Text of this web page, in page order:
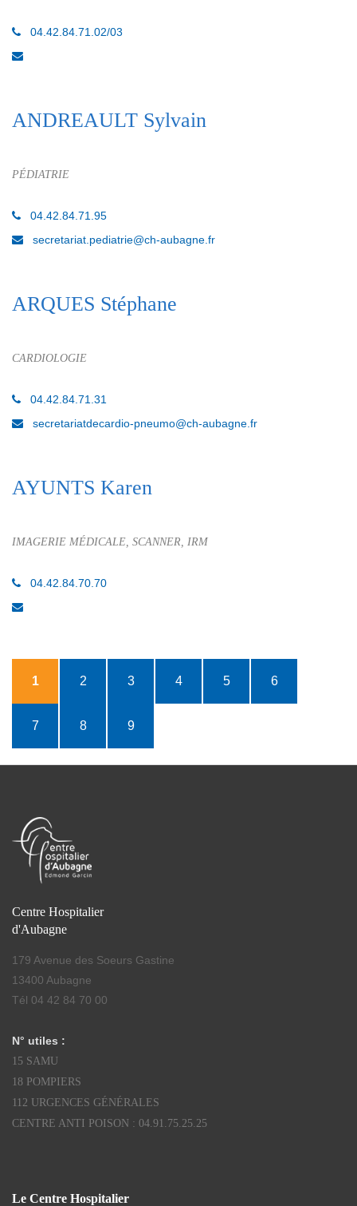
04.42.84.71.02/03
ANDREAULT Sylvain
PÉDIATRIE
04.42.84.71.95
secretariat.pediatrie@ch-aubagne.fr
ARQUES Stéphane
CARDIOLOGIE
04.42.84.71.31
secretariatdecardio-pneumo@ch-aubagne.fr
AYUNTS Karen
IMAGERIE MÉDICALE, SCANNER, IRM
04.42.84.70.70
1 2 3 4 5 6
7 8 9
Centre Hospitalier
d'Aubagne
179 Avenue des Soeurs Gastine
13400 Aubagne
Tél 04 42 84 70 00
N° utiles :
15 SAMU
18 POMPIERS
112 URGENCES GÉNÉRALES
CENTRE ANTI POISON : 04.91.75.25.25
Le Centre Hospitalier